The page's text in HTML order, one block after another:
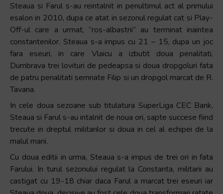
with
the
content.
Steaua si Farul s-au reintalnit in penultimul act al primului
esalon in 2010, dupa ce atat in sezonul regulat cat si Play-
Off-ul care a urmat, “ros-albastrii” au terminat inaintea
constantenilor. Steaua s-a impus cu 21 – 15, dupa un joc
fara eseuri, in care Vlaicu a izbutit doua penalitati,
Dumbrava trei lovituri de pedeapsa si doua dropgoluri fata
de patru penalitati semnate Filip si un dropgol marcat de R.
Tavana.
In cele doua sezoane sub titulatura SuperLiga CEC Bank,
Steaua si Farul s-au intalnit de noua ori, sapte succese fiind
trecute in dreptul militarilor si doua in cel al echipei de la
malul marii.
Cu doua editii in urma, Steaua s-a impus de trei ori in fata
Farului. In turul sezonului regulat la Constanta, militarii au
castigat cu 19-18 chiar daca Farul a marcat trei eseuri iar